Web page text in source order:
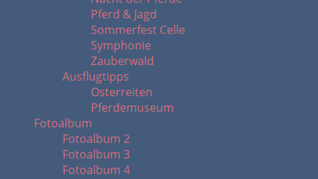
Pferd & Jagd
Sommerfest Celle
Symphonie
Zauberwald
Ausflugtipps
Osterreiten
Pferdemuseum
Fotoalbum
Fotoalbum 2
Fotoalbum 3
Fotoalbum 4